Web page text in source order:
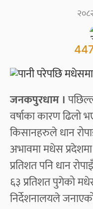
जनकपुरधाम ।
वर्षाका कारण ढिलो
किसानहरुले धान
अभावमा मधेस
प्रतिशत पनि धान
६३ प्रतिशत पुगेको
निर्देशनालयले